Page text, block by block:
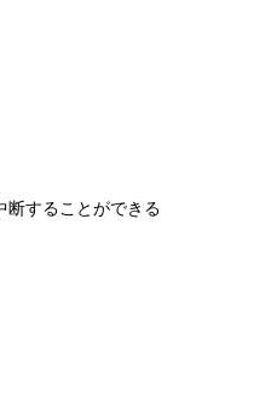
断することができる